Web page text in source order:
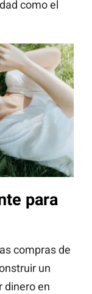
como el
para
compras de
un
dinero en